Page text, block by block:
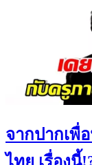
จากปากเพื่